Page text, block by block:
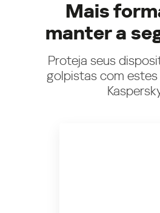
Mais
manter a
Proteja seus
golpistas com